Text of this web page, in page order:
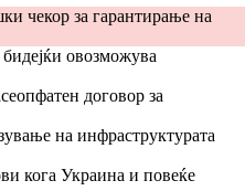
чекор за гарантирање на
овозможува
договор за
на инфраструктурата
кога Украина и повеќе